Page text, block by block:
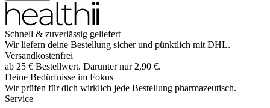
Schnell & zuverlässig geliefert
Wir liefern deine Bestellung sicher und pünktlich mit DHL.
Versandkostenfrei
ab 25 € Bestellwert. Darunter nur 2,90 €.
Deine Bedürfnisse im Fokus
Wir prüfen für dich wirklich jede Bestellung pharmazeutisch.
Service